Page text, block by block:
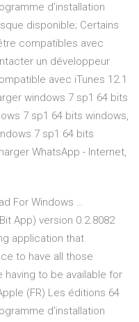
d’installation
disponible; Certains
compatibles avec
un développeur
avec iTunes 12.1
windows 7 sp1 64 bits
7 sp1 64 bits windows,
7 sp1 64 bits
WhatsApp - Internet,
For Windows …
App) version 0.2.8082
application that
to have all those
to be available for
(FR) Les éditions 64
d’installation